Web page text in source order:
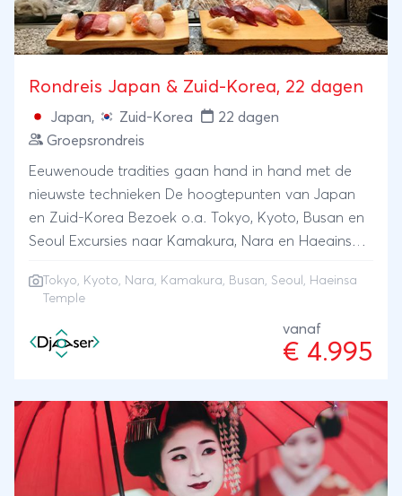
Rondreis Japan & Zuid-Korea, 22 dagen
Japan, Zuid-Korea
22 dagen
Groepsrondreis
Eeuwenoude tradities gaan hand in hand met de
nieuwste technieken De hoogtepunten van Japan
en Zuid-Korea Bezoek o.a. Tokyo, Kyoto, Busan en
Seoul Excursies naar Kamakura, Nara en Haeainsa
Tokyo, Kyoto, Nara, Kamakura, Busan, Seoul, Haeinsa
Temple
vanaf
€ 4.995